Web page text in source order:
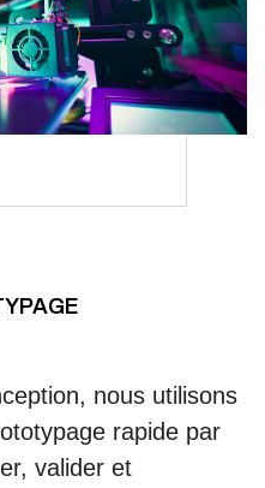
nous utilisons
rapide par
valider et